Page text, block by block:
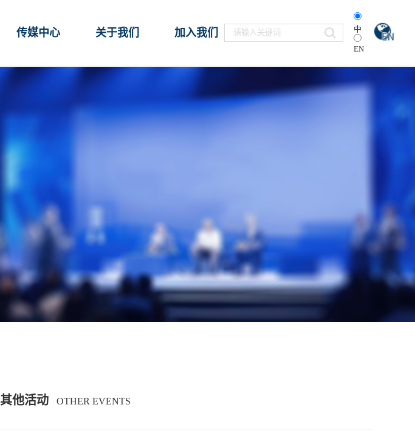
传媒中心 关于我们 加入我们 中
EN
其他活动 OTHER EVENTS